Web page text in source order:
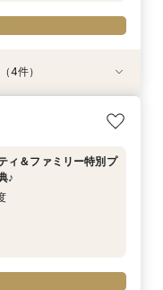
気ドレス２５万円
アコスメ＆1万円ギフ
大聖堂チャペル*最大
ト券１万円
と誓うリングドッグ演
大特典付き
4件）
ィ＆ファミリー特別プ
♪